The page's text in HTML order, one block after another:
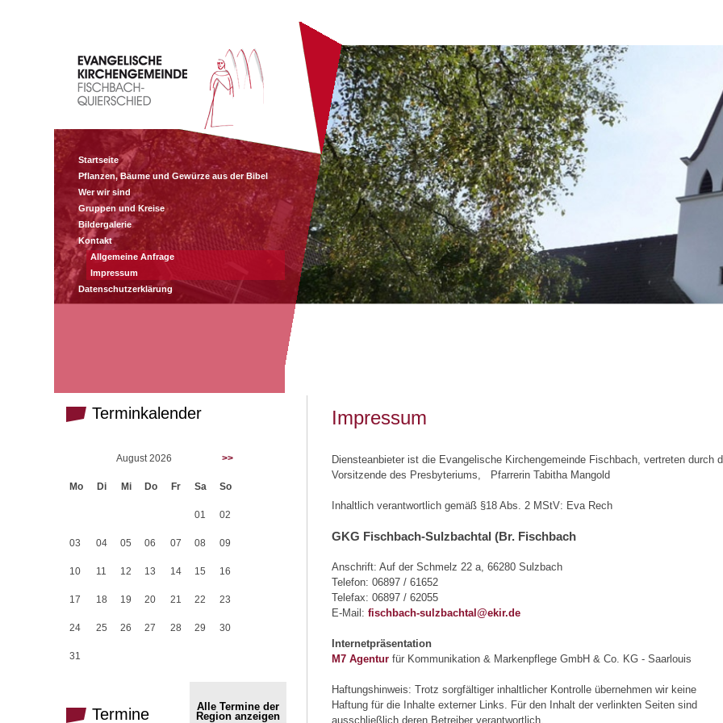
Startseite
Pflanzen, Bäume und Gewürze aus der Bibel
Wer wir sind
Gruppen und Kreise
Bildergalerie
Kontakt
Allgemeine Anfrage
Impressum
Datenschutzerklärung
Terminkalender
August 2026 >>
Mo Di Mi Do Fr Sa So
01 02
03 04 05 06 07 08 09
10 11 12 13 14 15 16
17 18 19 20 21 22 23
24 25 26 27 28 29 30
31
Termine
Alle Termine der
Region anzeigen
Impressum
Diensteanbieter ist die Evangelische Kirchengemeinde Fischbach, vertreten durch
Vorsitzende des Presbyteriums, Pfarrerin Tabitha Mangold
Inhaltlich verantwortlich gemäß §18 Abs. 2 MStV: Eva Rech
GKG Fischbach-Sulzbachtal (Br. Fischbach
Anschrift: Auf der Schmelz 22 a, 66280 Sulzbach
Telefon: 06897 / 61652
Telefax: 06897 / 62055
E-Mail: fischbach-sulzbachtal@ekir.de
Internetpräsentation
M7 Agentur für Kommunikation & Markenpflege GmbH & Co. KG - Saarlouis
Haftungshinweis: Trotz sorgfältiger inhaltlicher Kontrolle übernehmen wir keine
Haftung für die Inhalte externer Links. Für den Inhalt der verlinkten Seiten sind
ausschließlich deren Betreiber verantwortlich.